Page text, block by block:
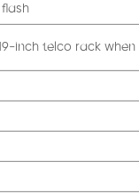
flash
inch telco rack